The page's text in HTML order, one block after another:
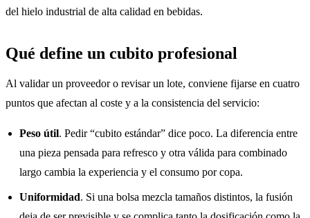
Qué define un cubito profesional
Al validar un proveedor o revisar un lote, conviene fijarse en cuatro
puntos que afectan al coste y a la consistencia del servicio:
Peso útil. Pedir “cubito estándar” dice poco. La diferencia entre
una pieza pensada para refresco y otra válida para combinado
largo cambia la experiencia y el consumo por copa.
Uniformidad. Si una bolsa mezcla tamaños distintos, la fusión